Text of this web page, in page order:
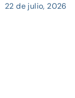
22 de julio, 2026